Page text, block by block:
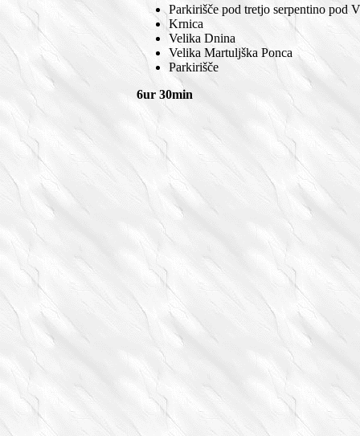
Parkirišče pod tretjo serpentino pod
Krnica
Velika Dnina
Velika Martuljška Ponca
Parkirišče
6ur 30min